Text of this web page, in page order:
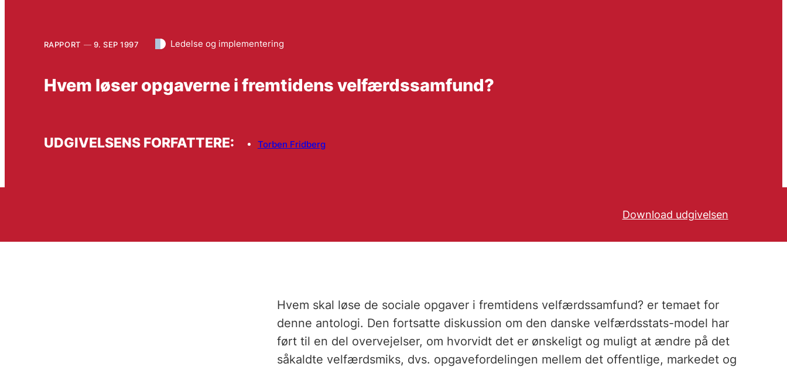
RAPPORT 9. SEP 1997 Ledelse og implementering
Hvem løser opgaverne i fremtidens velfærdssamfund?
UDGIVELSENS FORFATTERE: Torben Fridberg
Download udgivelsen
Hvem skal løse de sociale opgaver i fremtidens velfærdssamfund? er temaet for
denne antologi. Den fortsatte diskussion om den danske velfærdsstats-model har
ført til en del overvejelser, om hvorvidt det er ønskeligt og muligt at ændre på det
såkaldte velfærdsmiks, dvs. opgavefordelingen mellem det offentlige, markedet og